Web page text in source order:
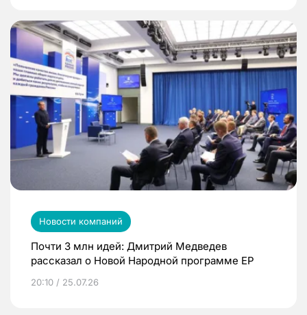
Новости компаний
Почти 3 млн идей: Дмитрий Медведев
рассказал о Новой Народной программе ЕР
20:10 / 25.07.26